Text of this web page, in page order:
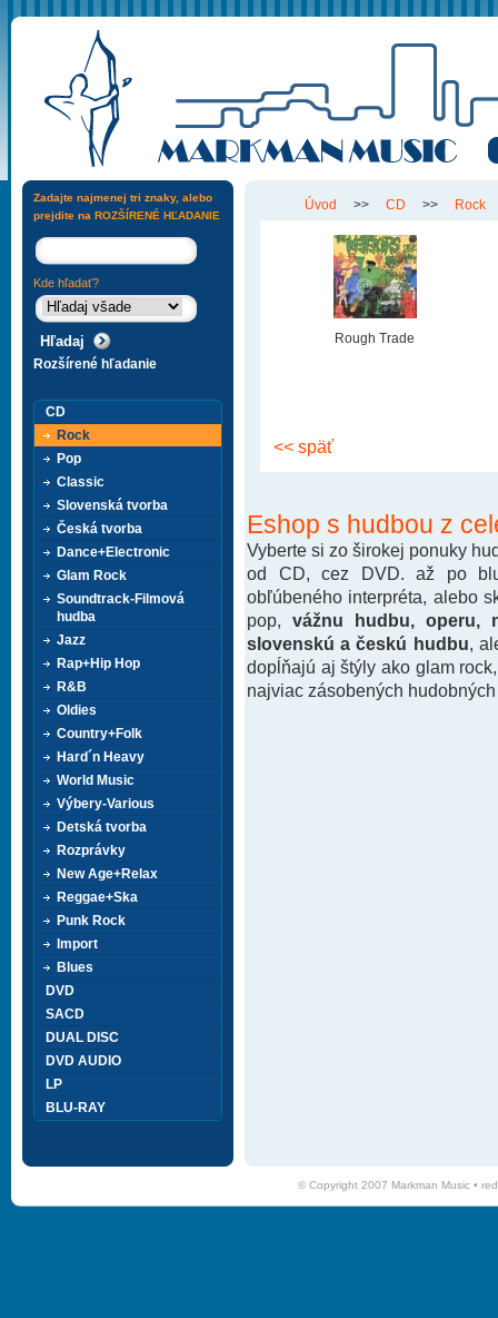
Úvod >> CD >> Rock
Rough Trade
<< späť
Eshop s hudbou z
Vyberte si zo širokej ponuky
od CD, cez DVD. až po
obľúbeného interpréta, alebo
pop, vážnu hudbu, operu,
slovenskú a českú hudbu ,
dopĺňajú aj štýly ako glam
najviac zásobených
Zadajte najmenej tri znaky, alebo
prejdite na ROZŠÍRENÉ HĽADANIE
Kde hľadať?
Rozšírené hľadanie
CD
Rock
Pop
Classic
Slovenská tvorba
Česká tvorba
Dance+Electronic
Glam Rock
Soundtrack-Filmová
hudba
Jazz
Rap+Hip Hop
R&B
Oldies
Country+Folk
Hard´n Heavy
World Music
Výbery-Various
Detská tvorba
Rozprávky
New Age+Relax
Reggae+Ska
Punk Rock
Import
Blues
DVD
SACD
DUAL DISC
DVD AUDIO
LP
BLU-RAY
© Copyright 2007 Markman Music •